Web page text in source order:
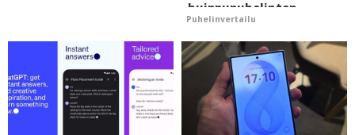
huippupuhelinten
"perillinen"
Puhelinvertailu